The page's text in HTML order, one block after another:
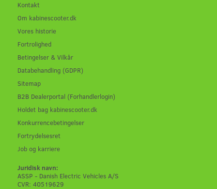
Kontakt
Om kabinescooter.dk
Vores historie
Fortrolighed
Betingelser & Vilkår
Databehandling (GDPR)
Sitemap
B2B Dealerportal (Forhandlerlogin)
Holdet bag kabinescooter.dk
Konkurrencebetingelser
Fortrydelsesret
Job og karriere
Juridisk navn:
ASSP - Danish Electric Vehicles A/S
CVR: 40519629